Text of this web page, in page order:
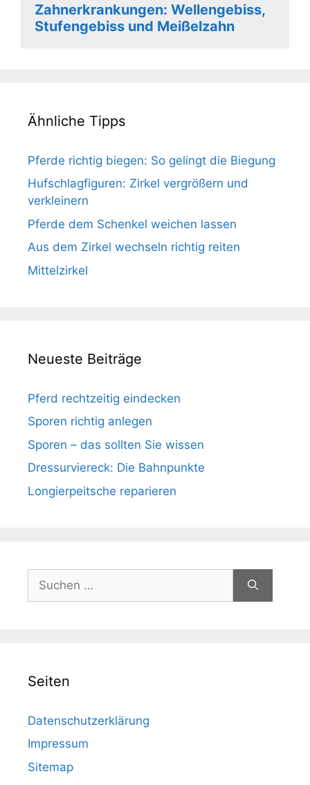
Zahnerkrankungen: Wellengebiss,
Stufengebiss und Meißelzahn
Ähnliche Tipps
Pferde richtig biegen: So gelingt die Biegung
Hufschlagfiguren: Zirkel vergrößern und
verkleinern
Pferde dem Schenkel weichen lassen
Aus dem Zirkel wechseln richtig reiten
Mittelzirkel
Neueste Beiträge
Pferd rechtzeitig eindecken
Sporen richtig anlegen
Sporen – das sollten Sie wissen
Dressurviereck: Die Bahnpunkte
Longierpeitsche reparieren
nach:
Seiten
Datenschutzerklärung
Impressum
Sitemap